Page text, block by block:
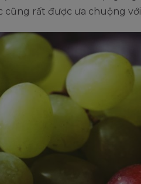
cũng rất được ưa chuộng